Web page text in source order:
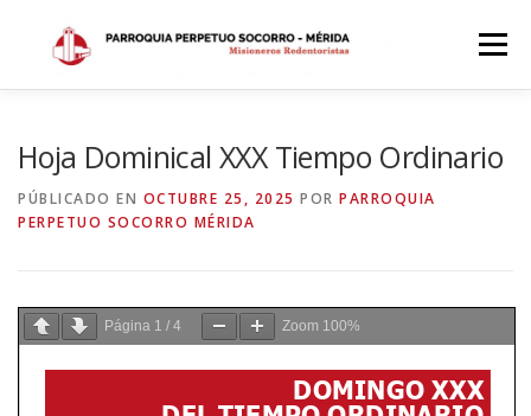
contenido
Menú
HORARIOS ACTIVIDADES PARROQUIALES
SACRAMENTOS CALENDARIO PARROQUIAL 2024
Hoja Dominical XXX Tiempo Ordinario
PÚBLICADO EN OCTUBRE 25, 2025 POR PARROQUIA
PERPETUO SOCORRO MÉRIDA
Página 1 / 4 Zoom 100%